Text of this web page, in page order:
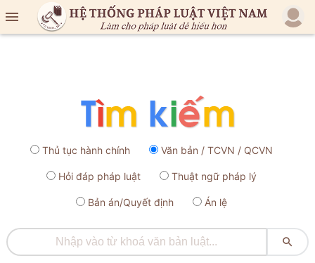

Thủ tục hành chính Văn bản / TCVN / QCVN
Hỏi đáp pháp luật Thuật ngữ pháp lý
Bản án/Quyết định Án lệ
